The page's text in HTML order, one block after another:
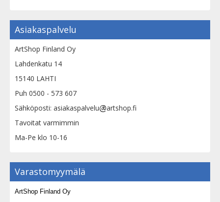
Asiakaspalvelu
ArtShop Finland Oy
Lahdenkatu 14
15140 LAHTI
Puh 0500 - 573 607
Sähköposti: asiakaspalvelu
artshop.fi
Tavoitat varmimmin
Ma-Pe klo 10-16
Varastomyymälä
ArtShop Finland Oy